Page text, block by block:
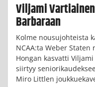
Viljami
Barbaraan
Kolme nousujohteista
NCAA:ta Weber
Hongan kasvatti
siirtyy
Miro Littlen